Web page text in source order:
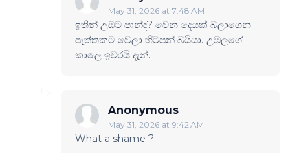
May 31, 2026 at 7:48 AM
ඉතින් උඹට පාන්ද? වෙන දෙයක් බලාගෙන
පැත්තකට වෙලා හිටපන් බයියා. උඹලගේ
කාලෙ ඉවරයි දැන්.
Anonymous
May 31, 2026 at 9:42 AM
What a shame ?